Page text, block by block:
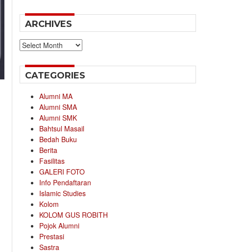
ARCHIVES
Archives
CATEGORIES
Alumni MA
Alumni SMA
Alumni SMK
Bahtsul Masail
Bedah Buku
Berita
Fasilitas
GALERI FOTO
Info Pendaftaran
Islamic Studies
Kolom
KOLOM GUS ROBITH
Pojok Alumni
Prestasi
Sastra